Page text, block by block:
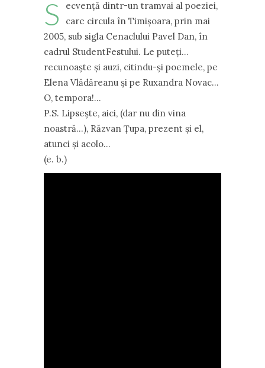
S
ecvență dintr-un tramvai al poeziei,
care circula în Timișoara, prin mai
2005, sub sigla Cenaclului Pavel Dan, în
cadrul StudentFestului. Le puteți…
recunoaște și auzi, citindu-și poemele, pe
Elena Vlădăreanu și pe Ruxandra Novac…
O, tempora!…
P.S. Lipsește, aici, (dar nu din vina
noastră…), Răzvan Țupa, prezent și el,
atunci și acolo…
(e. b.)